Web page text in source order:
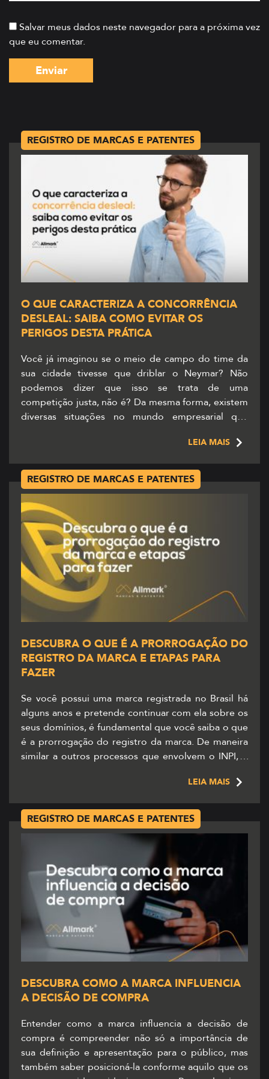
Salvar meus dados neste navegador para a próxima vez
que eu comentar.
REGISTRO DE MARCAS E PATENTES
O QUE CARACTERIZA A CONCORRÊNCIA
DESLEAL: SAIBA COMO EVITAR OS
PERIGOS DESTA PRÁTICA
Você já imaginou se o meio de campo do time da
sua cidade tivesse que driblar o Neymar? Não
podemos dizer que isso se trata de uma
competição justa, não é? Da mesma forma, existem
diversas situações no mundo empresarial que
existem órgãos responsáveis pelas leis que
combatem essas […]
LEIA MAIS
REGISTRO DE MARCAS E PATENTES
DESCUBRA O QUE É A PRORROGAÇÃO DO
REGISTRO DA MARCA E ETAPAS PARA
FAZER
Se você possui uma marca registrada no Brasil há
alguns anos e pretende continuar com ela sobre os
seus domínios, é fundamental que você saiba o que
é a prorrogação do registro da marca. De maneira
similar a outros processos que envolvem o INPI, o
LEIA MAIS
REGISTRO DE MARCAS E PATENTES
DESCUBRA COMO A MARCA INFLUENCIA
A DECISÃO DE COMPRA
Entender como a marca influencia a decisão de
compra é compreender não só a importância de
sua definição e apresentação para o público, mas
também saber posicioná-la conforme aquilo que os